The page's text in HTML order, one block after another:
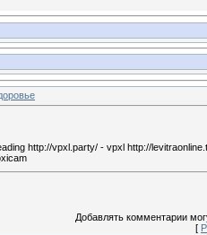
http://vpxl.party/ - vpxl http://
Добавлять комментарии
[